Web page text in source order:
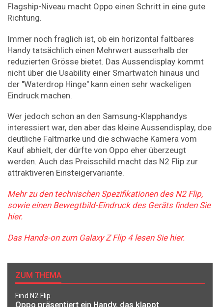
Flagship-Niveau macht Oppo einen Schritt in eine gute
Richtung.
Immer noch fraglich ist, ob ein horizontal faltbares
Handy tatsächlich einen Mehrwert ausserhalb der
reduzierten Grösse bietet. Das Aussendisplay kommt
nicht über die Usability einer Smartwatch hinaus und
der "Waterdrop Hinge" kann einen sehr wackeligen
Eindruck machen.
Wer jedoch schon an den Samsung-Klapphandys
interessiert war, den aber das kleine Aussendisplay, doe
deutliche Faltmarke und die schwache Kamera vom
Kauf abhielt, der dürfte von Oppo eher überzeugt
werden. Auch das Preisschild macht das N2 Flip zur
attraktiveren Einsteigervariante.
Mehr zu den technischen Spezifikationen des N2 Flip,
sowie einen Bewegtbild-Eindruck des Geräts finden Sie
hier.
Das Hands-on zum Galaxy Z Flip 4 lesen Sie hier.
ZUM THEMA
Find N2 Flip
Oppo präsentiert ein Handy, das klappt